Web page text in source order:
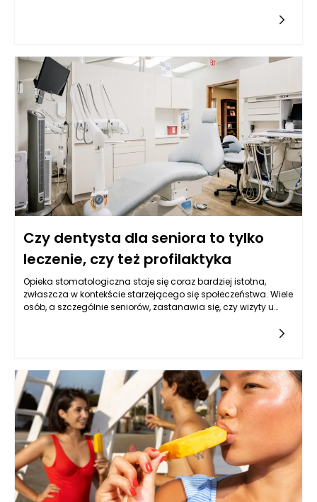
Czy dentysta dla seniora to tylko
leczenie, czy też profilaktyka
Opieka stomatologiczna staje się coraz bardziej istotna,
zwłaszcza w kontekście starzejącego się społeczeństwa. Wiele
osób, a szczególnie seniorów, zastanawia się, czy wizyty u
uzębieniem, czy też obejmują szerszy wachlarz działań, w tym
starszych, powinna koncentrować się na zapobieganiu
chorobom jamy ustnej oraz leczeniu w sytuacjach, gdy
profilaktyka zawodzi. Dentysta Rzeszów w takiej sytuacji
odgrywa kluczową rolę, oferując seniorom kompleksowe
podejście do ich zdrowia.